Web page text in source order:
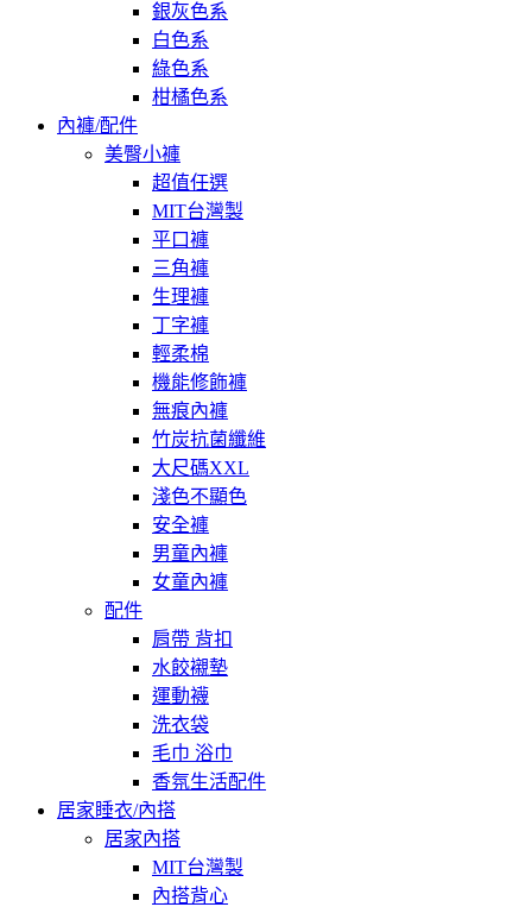
銀灰色系
白色系
綠色系
柑橘色系
內褲/配件
美臀小褲
超值任選
MIT台灣製
平口褲
三角褲
生理褲
丁字褲
輕柔棉
機能修飾褲
無痕內褲
竹炭抗菌纖維
大尺碼XXL
淺色不顯色
安全褲
男童內褲
女童內褲
配件
肩帶 背扣
水餃襯墊
運動襪
洗衣袋
毛巾 浴巾
香氛生活配件
居家睡衣/內搭
居家內搭
MIT台灣製
內搭背心